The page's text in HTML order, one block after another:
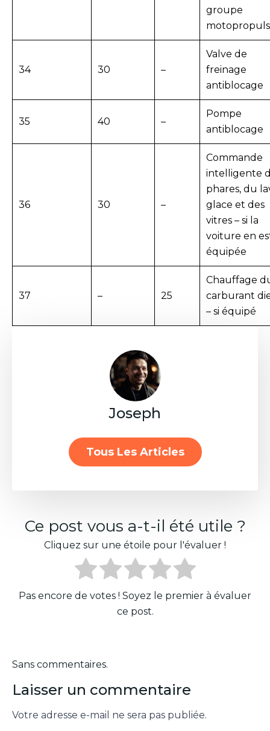
groupe
34 30 –
Valve de
freinage
antiblocage
35 40 –
Pompe
antiblocage
36 30 –
Commande
intelligente
phares, du
glace et des
vitres – si la
voiture en
équipée
37 – 25
Chauffage
carburant
– si équipé
Joseph
Tous Les Articles
Ce post vous a-t-il été utile ?
Cliquez sur une étoile pour l'évaluer !
Pas encore de votes ! Soyez le premier à évaluer
ce post.
Sans commentaires.
Laisser un commentaire
Votre adresse e-mail ne sera pas publiée.